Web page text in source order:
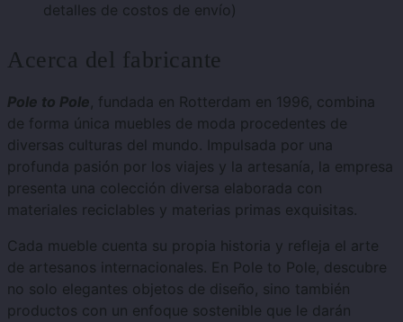
detalles de costos de envío)
Acerca del fabricante
Pole to Pole, fundada en Rotterdam en 1996, combina
de forma única muebles de moda procedentes de
diversas culturas del mundo. Impulsada por una
profunda pasión por los viajes y la artesanía, la empresa
presenta una colección diversa elaborada con
materiales reciclables y materias primas exquisitas.
Cada mueble cuenta su propia historia y refleja el arte
de artesanos internacionales. En Pole to Pole, descubre
no solo elegantes objetos de diseño, sino también
productos con un enfoque sostenible que le darán